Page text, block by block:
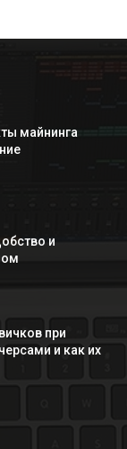
майнинга
и
при
и как их